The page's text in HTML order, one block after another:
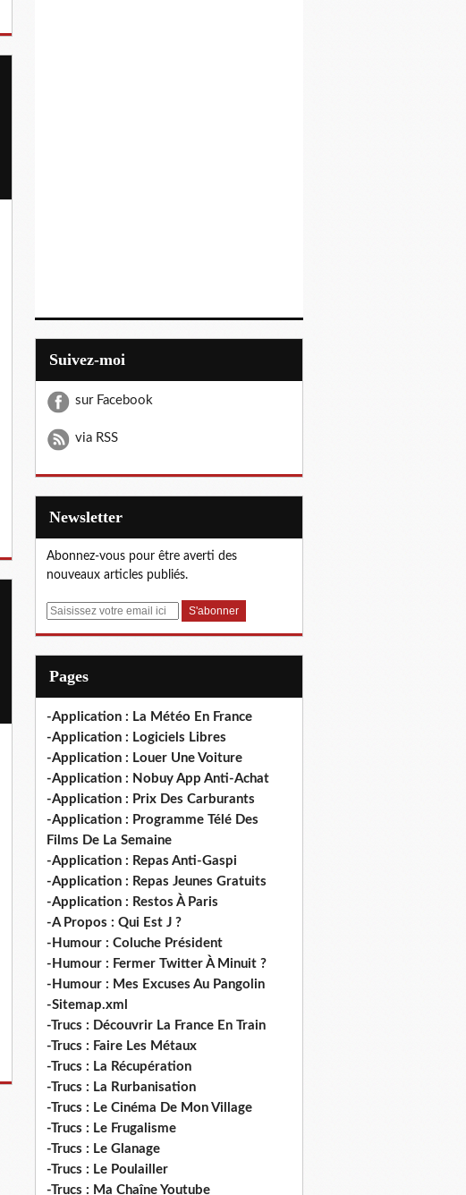
Suivez-moi
sur Facebook
via RSS
Newsletter
Abonnez-vous pour être averti des
nouveaux articles publiés.
E
Pages
-Application : La Météo En France
-Application : Logiciels Libres
-Application : Louer Une Voiture
-Application : Nobuy App Anti-Achat
-Application : Prix Des Carburants
-Application : Programme Télé Des
Films De La Semaine
-Application : Repas Anti-Gaspi
-Application : Repas Jeunes Gratuits
-Application : Restos À Paris
-A Propos : Qui Est J ?
-Humour : Coluche Président
-Humour : Fermer Twitter À Minuit ?
-Humour : Mes Excuses Au Pangolin
-Sitemap.xml
-Trucs : Découvrir La France En Train
-Trucs : Faire Les Métaux
-Trucs : La Récupération
-Trucs : La Rurbanisation
-Trucs : Le Cinéma De Mon Village
-Trucs : Le Frugalisme
-Trucs : Le Glanage
-Trucs : Le Poulailler
-Trucs : Ma Chaîne Youtube